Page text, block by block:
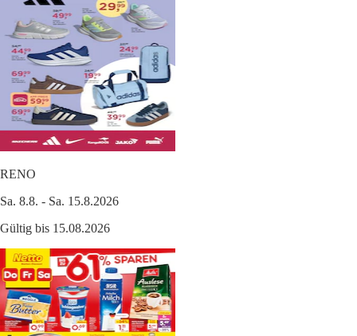
RENO
Sa. 8.8. - Sa. 15.8.2026
Gültig bis 15.08.2026